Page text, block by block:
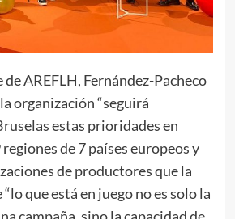
AREFLH, Fernández-Pacheco
organización “seguirá
estas prioridades en
de 7 países europeos y
de productores que la
que está en juego no es solo la